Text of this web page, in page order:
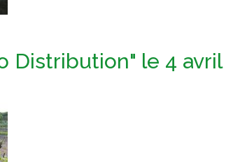
Distribution" le 4 avril